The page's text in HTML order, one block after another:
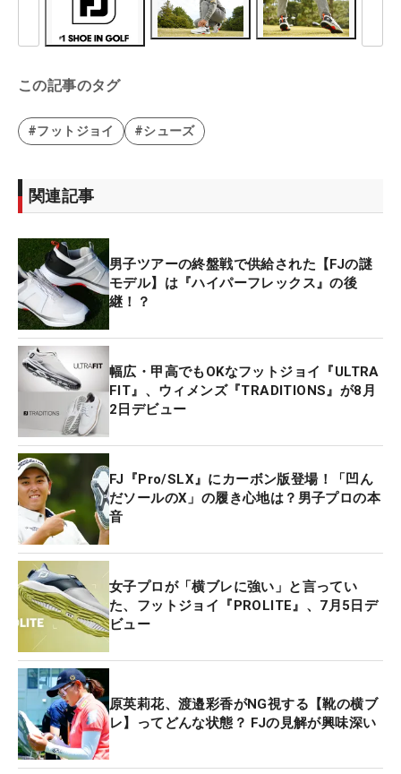
この記事のタグ
#フットジョイ #シューズ
関連記事
男子ツアーの終盤戦で供給された【FJの謎
モデル】は『ハイパーフレックス』の後
継！？
幅広・甲高でもOKなフットジョイ『ULTRA
FIT』、ウィメンズ『TRADITIONS』が8月
2日デビュー
FJ『Pro/SLX』にカーボン版登場！「凹ん
だソールのX」の履き心地は？男子プロの本
音
女子プロが「横ブレに強い」と言ってい
た、フットジョイ『PROLITE』、7月5日デ
ビュー
原英莉花、渡邉彩香がNG視する【靴の横ブ
レ】ってどんな状態？ FJの見解が興味深い